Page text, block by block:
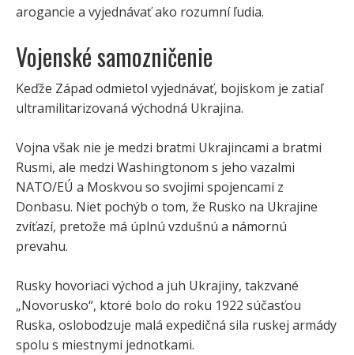
arogancie a vyjednávať ako rozumní ľudia.
Vojenské samozničenie
Keďže Západ odmietol vyjednávať, bojiskom je zatiaľ
ultramilitarizovaná východná Ukrajina.
Vojna však nie je medzi bratmi Ukrajincami a bratmi
Rusmi, ale medzi Washingtonom s jeho vazalmi
NATO/EÚ a Moskvou so svojimi spojencami z
Donbasu. Niet pochýb o tom, že Rusko na Ukrajine
zvíťazí, pretože má úplnú vzdušnú a námornú
prevahu.
Rusky hovoriaci východ a juh Ukrajiny, takzvané
„Novorusko“, ktoré bolo do roku 1922 súčasťou
Ruska, oslobodzuje malá expedičná sila ruskej armády
spolu s miestnymi jednotkami.